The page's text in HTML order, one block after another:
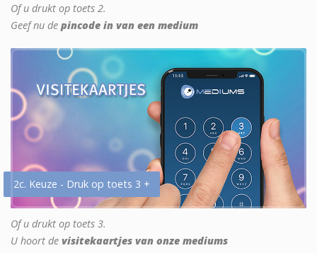
Of u drukt op toets 2.
Geef nu de pincode in van een medium
2c. Keuze - Druk op toets 3 +
Of u drukt op toets 3.
U hoort de visitekaartjes van onze mediums